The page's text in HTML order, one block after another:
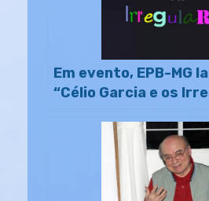
Em evento, EPB-MG
“Célio Garcia e os